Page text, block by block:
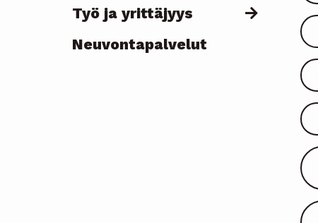
Työ ja yrittäjyys
Neuvontapalvelut